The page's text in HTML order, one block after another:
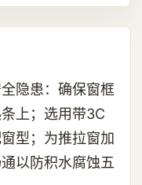
隐患：确保窗框
上；选用带3C
型；为推拉窗加
以防积水腐蚀五